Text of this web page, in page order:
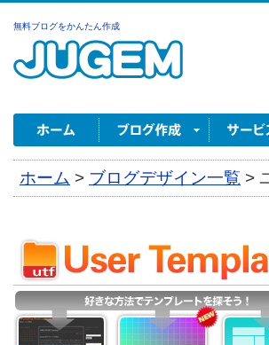
無料ブログをかんたん作成
ホーム > ブログデザイン一覧 >